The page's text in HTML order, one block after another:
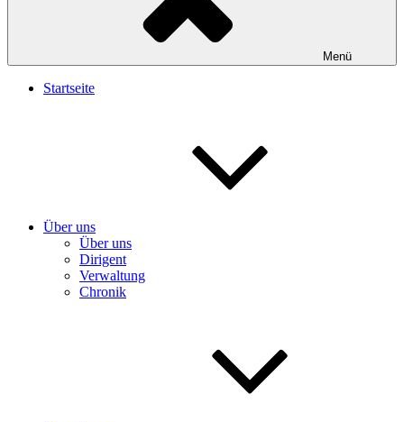
Menü
Startseite
Über uns
Über uns
Dirigent
Verwaltung
Chronik